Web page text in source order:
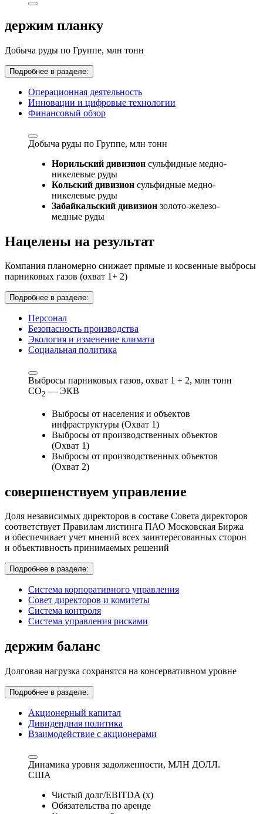
держим планку
Добыча руды по Группе, млн тонн
Подробнее в разделе:
Операционная деятельность
Инновации и цифровые технологии
Финансовый обзор
Добыча руды по Группе, млн тонн
Норильский дивизион сульфидные медно-
никелевые руды
Кольский дивизион сульфидные медно-
никелевые руды
Забайкальский дивизион золото-железо-
медные руды
Нацелены на результат
Компания планомерно снижает прямые и косвенные выбросы
парниковых газов (охват 1+ 2)
Подробнее в разделе:
Персонал
Безопасность производства
Экология и изменение климата
Социальная политика
Выбросы парниковых газов, охват 1 + 2, млн тонн
СО2 — ЭКВ
Выбросы от населения и объектов
инфраструктуры (Охват 1)
Выбросы от производственных объектов
(Охват 1)
Выбросы от производственных объектов
(Охват 2)
совершенствуем управление
Доля независимых директоров в составе Совета директоров
соответствует Правилам листинга ПАО Московская Биржа
и обеспечивает учет мнений всех заинтересованных сторон
и объективность принимаемых решений
Подробнее в разделе:
Система корпоративного управления
Совет директоров и комитеты
Система контроля
Система управления рисками
держим баланс
Долговая нагрузка сохранятся на консервативном уровне
Подробнее в разделе:
Акционерный капитал
Дивидендная политика
Взаимодействие с акционерами
Динамика уровня задолженности, МЛН ДОЛЛ.
США
Чистый долг/EBITDA (x)
Обязательства по аренде